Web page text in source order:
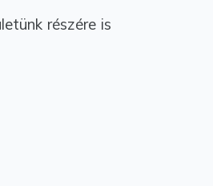
részére is